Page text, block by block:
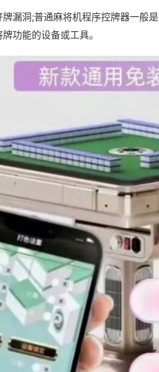
漏洞;普通麻将机程序控牌器一般
功能的设备或工具。